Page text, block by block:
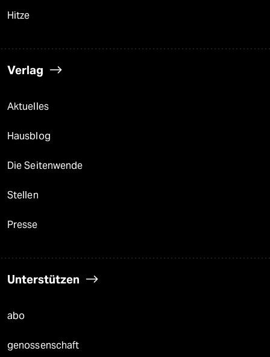
Hitze
Verlag
Aktuelles
Hausblog
Die Seitenwende
Stellen
Presse
Unterstützen
abo
genossenschaft